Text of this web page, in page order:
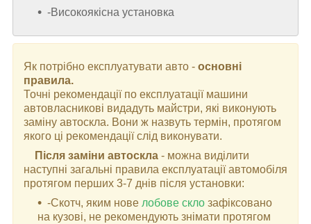
-Високоякісна установка
Як потрібно експлуатувати авто - основні
правила.
Точні рекомендації по експлуатації машини
автовласникові видадуть майстри, які виконують
заміну автоскла. Вони ж назвуть термін, протягом
якого ці рекомендації слід виконувати.
Після заміни автоскла - можна виділити
наступні загальні правила експлуатації автомобіля
протягом перших 3-7 днів після установки:
-Скотч, яким нове лобове скло зафіксовано
на кузові, не рекомендують знімати протягом